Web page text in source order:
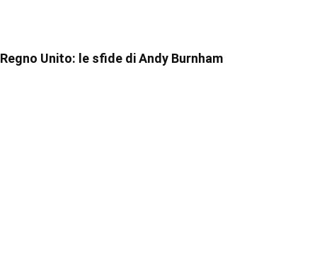
Regno Unito: le sfide di Andy Burnham